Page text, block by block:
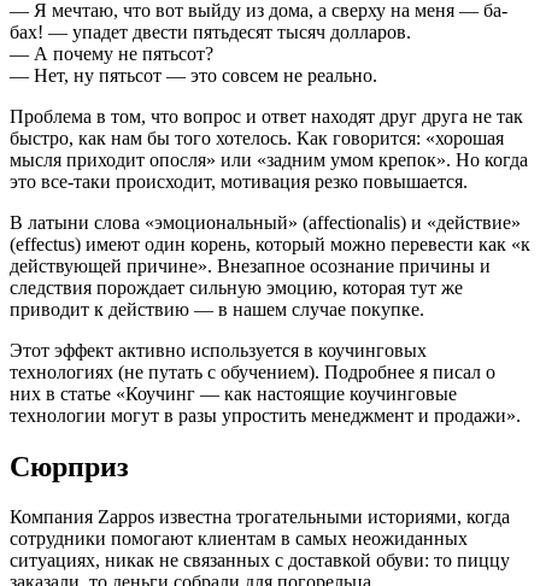
— Я мечтаю, что вот выйду из дома, а сверху на меня — ба-
бах! — упадет двести пятьдесят тысяч долларов.
— А почему не пятьсот?
— Нет, ну пятьсот — это совсем не реально.
Проблема в том, что вопрос и ответ находят друг друга не так
быстро, как нам бы того хотелось. Как говорится: «хорошая
мысля приходит опосля» или «задним умом крепок». Но когда
это все-таки происходит, мотивация резко повышается.
В латыни слова «эмоциональный» (affectionalis) и «действие»
(effectus) имеют один корень, который можно перевести как «к
действующей причине». Внезапное осознание причины и
следствия порождает сильную эмоцию, которая тут же
приводит к действию — в нашем случае покупке.
Этот эффект активно используется в коучинговых
технологиях (не путать с обучением). Подробнее я писал о
них в статье «Коучинг — как настоящие коучинговые
технологии могут в разы упростить менеджмент и продажи».
Сюрприз
Компания Zappos известна трогательными историями, когда
сотрудники помогают клиентам в самых неожиданных
ситуациях, никак не связанных с доставкой обуви: то пиццу